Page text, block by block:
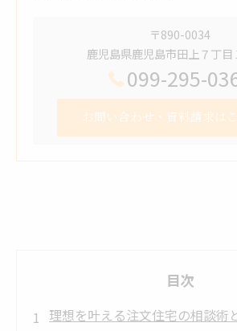
〒890-0034
鹿児島県鹿児島市田上７丁目
099-295-
お問い合わせ・資料請求は
目次
理想を叶える注文住宅の相談術